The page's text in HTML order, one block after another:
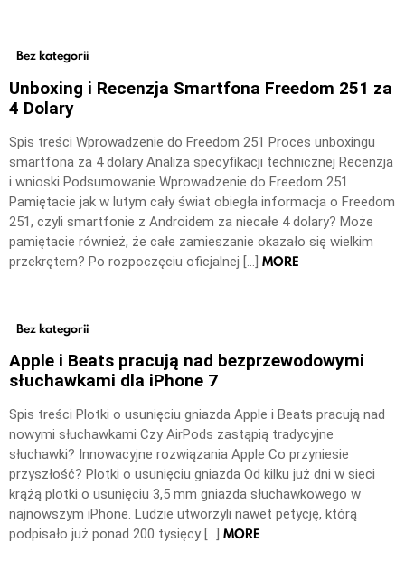
Bez kategorii
Unboxing i Recenzja Smartfona Freedom 251 za
4 Dolary
Spis treści Wprowadzenie do Freedom 251 Proces unboxingu
smartfona za 4 dolary Analiza specyfikacji technicznej Recenzja
i wnioski Podsumowanie Wprowadzenie do Freedom 251
Pamiętacie jak w lutym cały świat obiegła informacja o Freedom
251, czyli smartfonie z Androidem za niecałe 4 dolary? Może
pamiętacie również, że całe zamieszanie okazało się wielkim
przekrętem? Po rozpoczęciu oficjalnej […] MORE
Bez kategorii
Apple i Beats pracują nad bezprzewodowymi
słuchawkami dla iPhone 7
Spis treści Plotki o usunięciu gniazda Apple i Beats pracują nad
nowymi słuchawkami Czy AirPods zastąpią tradycyjne
słuchawki? Innowacyjne rozwiązania Apple Co przyniesie
przyszłość? Plotki o usunięciu gniazda Od kilku już dni w sieci
krążą plotki o usunięciu 3,5 mm gniazda słuchawkowego w
najnowszym iPhone. Ludzie utworzyli nawet petycję, którą
podpisało już ponad 200 tysięcy […] MORE